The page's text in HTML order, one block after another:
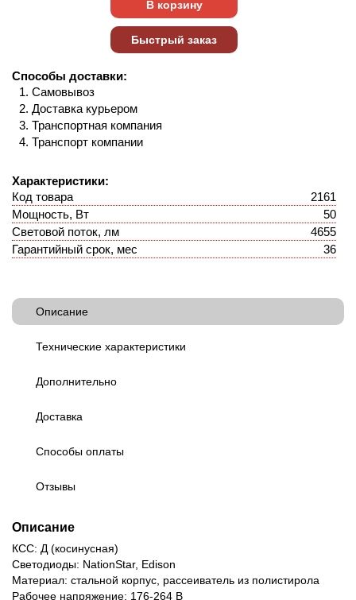
Способы доставки:
Самовывоз
Доставка курьером
Транспортная компания
Транспорт компании
Характеристики:
Код товара
2161
Мощность, Вт
50
Световой поток, лм
4655
Гарантийный срок, мес
36
Описание
Технические характеристики
Дополнительно
Доставка
Способы оплаты
Отзывы
Описание
КСС: Д (косинусная)
Светодиоды: NationStar, Edison
Материал: стальной корпус, рассеиватель из полистирола
Рабочее напряжение: 176-264 В